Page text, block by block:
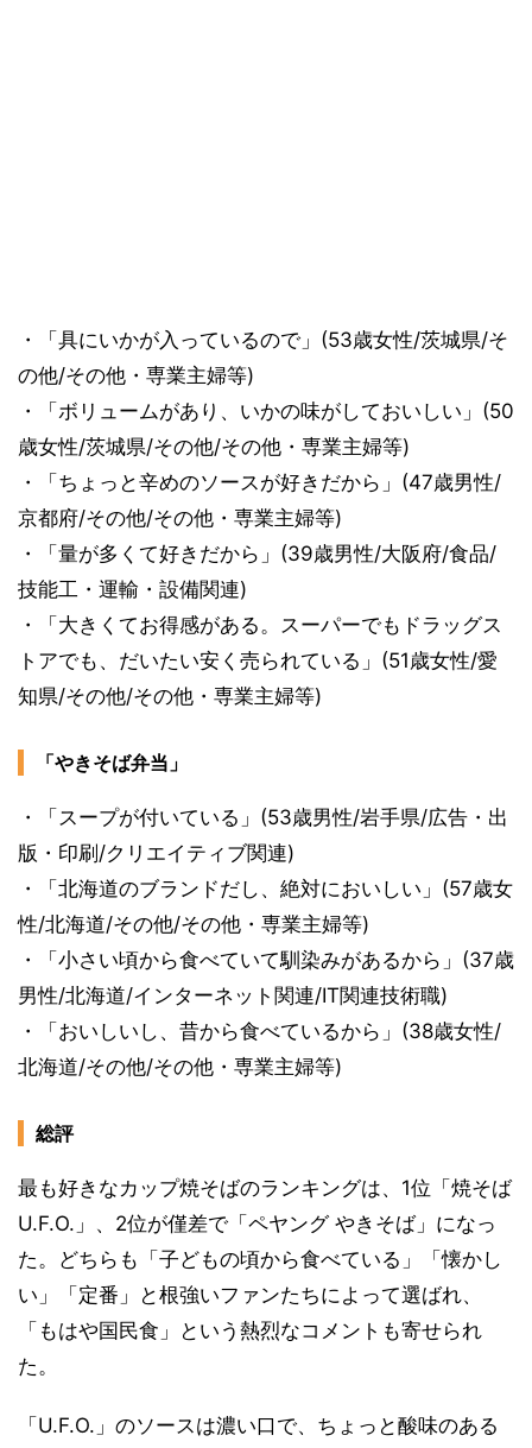
・「具にいかが入っているので」(53歳女性/茨城県/そ
の他/その他・専業主婦等)
・「ボリュームがあり、いかの味がしておいしい」(50
歳女性/茨城県/その他/その他・専業主婦等)
・「ちょっと辛めのソースが好きだから」(47歳男性/
京都府/その他/その他・専業主婦等)
・「量が多くて好きだから」(39歳男性/大阪府/食品/
技能工・運輸・設備関連)
・「大きくてお得感がある。スーパーでもドラッグス
トアでも、だいたい安く売られている」(51歳女性/愛
知県/その他/その他・専業主婦等)
「やきそば弁当」
・「スープが付いている」(53歳男性/岩手県/広告・出
版・印刷/クリエイティブ関連)
・「北海道のブランドだし、絶対においしい」(57歳女
性/北海道/その他/その他・専業主婦等)
・「小さい頃から食べていて馴染みがあるから」(37歳
男性/北海道/インターネット関連/IT関連技術職)
・「おいしいし、昔から食べているから」(38歳女性/
北海道/その他/その他・専業主婦等)
総評
最も好きなカップ焼そばのランキングは、1位「焼そば
U.F.O.」、2位が僅差で「ペヤング やきそば」になっ
た。どちらも「子どもの頃から食べている」「懐かし
い」「定番」と根強いファンたちによって選ばれ、
「もはや国民食」という熱烈なコメントも寄せられ
た。
「U.F.O.」のソースは濃い口で、ちょっと酸味のある